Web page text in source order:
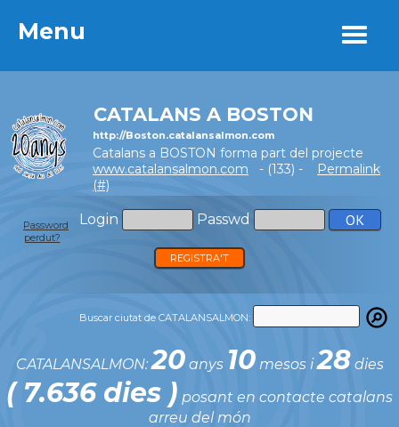
Menu
CATALANS A BOSTON
http://Boston.catalansalmon.com
Catalans a BOSTON forma part del projecte
www.catalansalmon.com - (133) -
Permalink
(#)
Login Passwd
Password
perdut?
REGISTRA'T
Buscar ciutat de CATALANSALMON:
CATALANSALMON:20anys 10mesos i28 dies
( 7.636 dies ) posant en contacte catalans
arreu del món
Menu